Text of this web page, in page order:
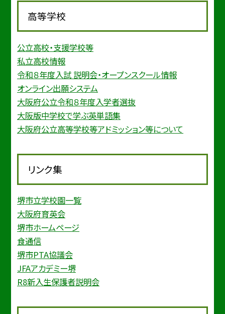
高等学校
公立高校・支援学校等
私立高校情報
令和８年度入試 説明会・オープンスクール情報
オンライン出願システム
大阪府公立令和８年度入学者選抜
大阪版中学校で学ぶ英単語集
大阪府公立高等学校等アドミッション等について
リンク集
堺市立学校園一覧
大阪府育英会
堺市ホームページ
食通信
堺市PTA協議会
JFAアカデミー堺
R8新入生保護者説明会